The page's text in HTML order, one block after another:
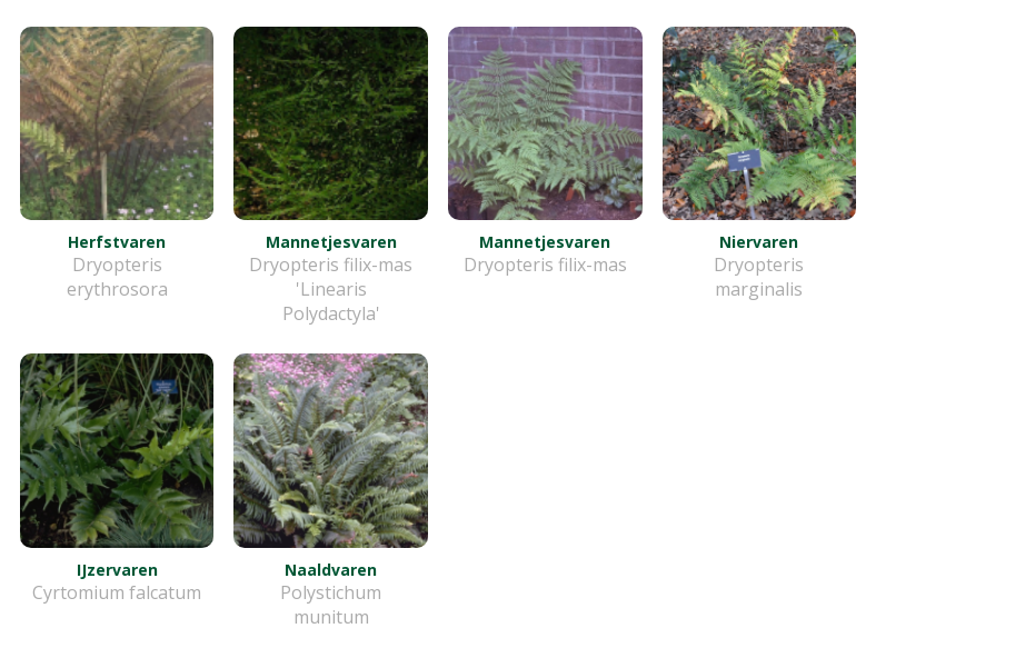
Herfstvaren
Dryopteris
erythrosora
Mannetjesvaren
Dryopteris filix-mas
'Linearis
Polydactyla'
Mannetjesvaren
Dryopteris filix-mas
Niervaren
Dryopteris
marginalis
IJzervaren
Cyrtomium falcatum
Naaldvaren
Polystichum
munitum